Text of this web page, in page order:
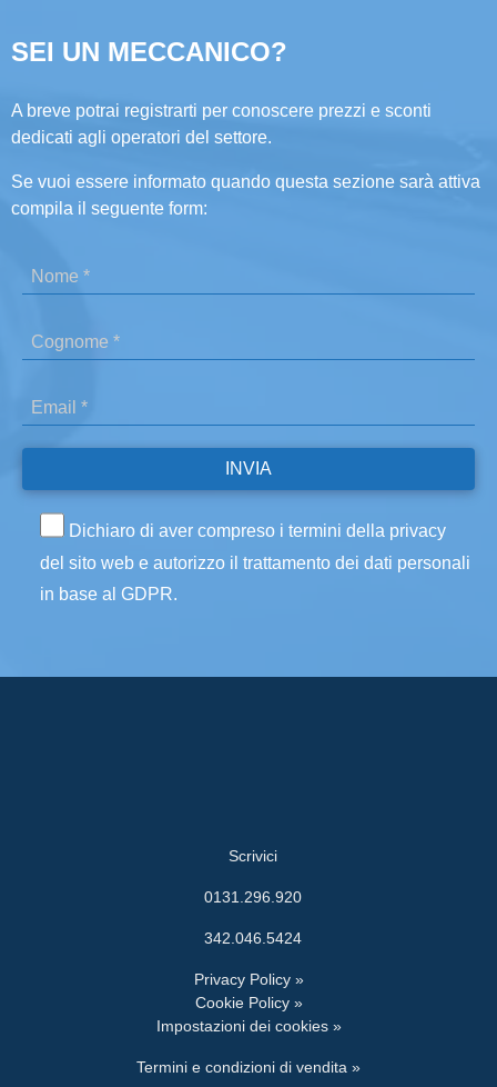
SEI UN MECCANICO?
A breve potrai registrarti per conoscere prezzi e sconti
dedicati agli operatori del settore.
Se vuoi essere informato quando questa sezione sarà attiva
compila il seguente form:
Dichiaro di aver compreso i termini della privacy
del sito web e autorizzo il trattamento dei dati personali
in base al GDPR.
Scrivici
0131.296.920
342.046.5424
Privacy Policy »
Cookie Policy »
Impostazioni dei cookies »
Termini e condizioni di vendita »